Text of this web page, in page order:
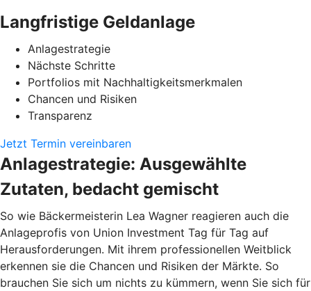
Langfristige Geldanlage
Anlagestrategie
Nächste Schritte
Portfolios mit Nachhaltigkeitsmerkmalen
Chancen und Risiken
Transparenz
Jetzt Termin vereinbaren
Anlagestrategie: Ausgewählte
Zutaten, bedacht gemischt
So wie Bäckermeisterin Lea Wagner reagieren auch die
Anlageprofis von Union Investment Tag für Tag auf
Herausforderungen. Mit ihrem professionellen Weitblick
erkennen sie die Chancen und Risiken der Märkte. So
brauchen Sie sich um nichts zu kümmern, wenn Sie sich für